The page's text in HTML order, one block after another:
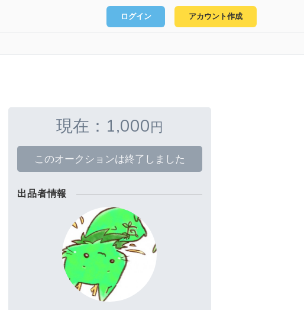
ログイン アカウント作成
現在：1,000円
このオークションは終了しました
出品者情報